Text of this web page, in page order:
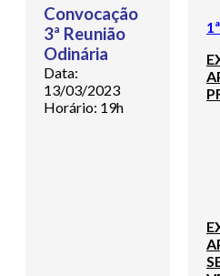
Convocação
3ª Reunião
Odinária
Data:
13/03/2023
Horário: 19h